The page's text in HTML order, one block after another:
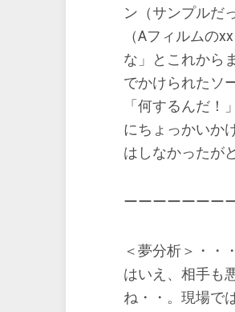
ン（サンプルだ
（Aフィルムの
な」とこれから
でかけられたソ
「何するんだ
にちょっかいか
はしなかったが
ーーーーーーー
＜夢分析＞・・
はいえ、相手も
ね・・。現場で